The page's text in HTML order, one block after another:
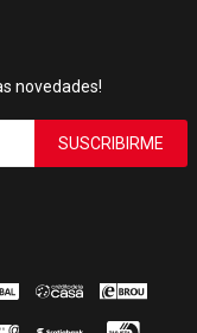
novedades!
SUSCRIBIRME